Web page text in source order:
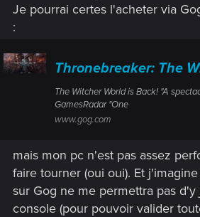
Je pourrai certes l'acheter via
:
Thronebreaker: The
The Witcher World is Back! "A
GamesRadar "One
www.gog.com
mais mon pc n'est pas assez
faire tourner (oui oui). Et
sur Gog ne me permettra pas d'y
console (pour pouvoir valider